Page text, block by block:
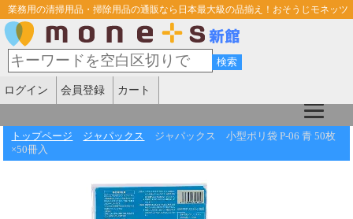
業務用の清掃用品・掃除用品の通販なら日本最大級の品揃え！おそうじモネッツ
ログイン 会員登録 カート
トップページ ジャパックス
ジャパックス 小型ポリ袋 P-06 青 50枚
×50冊入